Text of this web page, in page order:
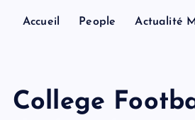
Accueil People Actualité
College